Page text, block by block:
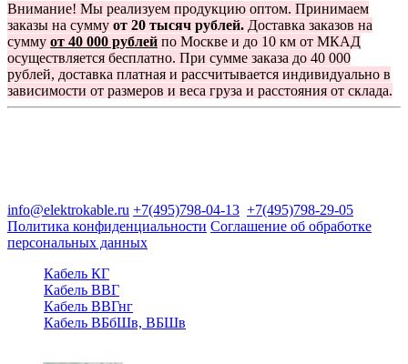
Внимание! Мы реализуем продукцию оптом. Принимаем
заказы на сумму от 20 тысяч рублей. Доставка заказов на
сумму от 40 000 рублей по Москве и до 10 км от МКАД
осуществляется бесплатно. При сумме заказа до 40 000
рублей, доставка платная и рассчитывается индивидуально в
зависимости от размеров и веса груза и расстояния от склада.
info@elektrokable.ru +7(495)798-04-13 +7(495)798-29-05
Политика конфиденциальности Соглашение об обработке
персональных данных
Кабель КГ
Кабель ВВГ
Кабель ВВГнг
Кабель ВБбШв, ВБШв